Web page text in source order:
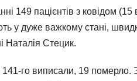
149 пацієнтів з ковідом
у дуже важкому стані,
Наталія Стецик.
141-го виписали, 19